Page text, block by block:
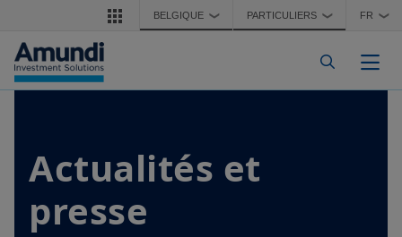
Aller au contenu principal
BELGIQUE ❯ PARTICULIERS ❯ FR ❯
Actualités et
presse